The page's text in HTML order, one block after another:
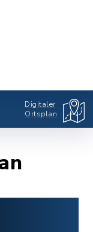
Digitaler
Ortsplan